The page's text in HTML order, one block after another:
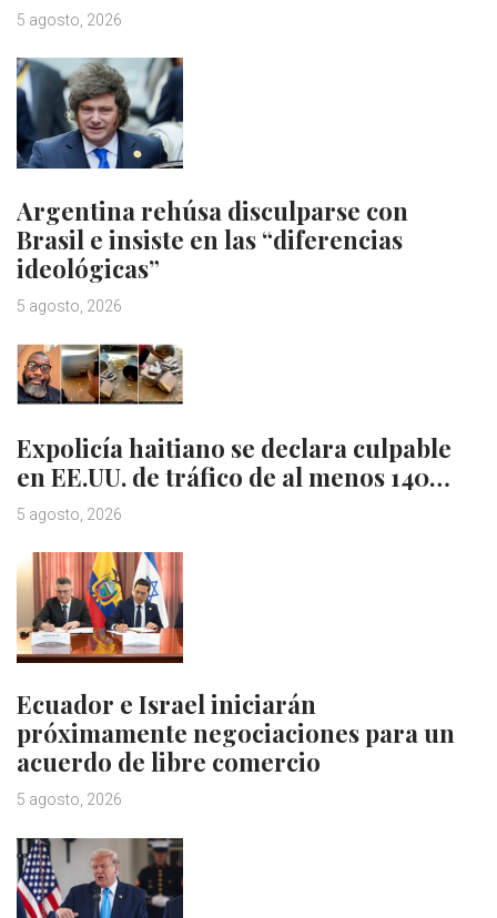
5 agosto, 2026
Argentina rehúsa disculparse con
Brasil e insiste en las “diferencias
ideológicas”
5 agosto, 2026
Expolicía haitiano se declara culpable
en EE.UU. de tráfico de al menos 140…
5 agosto, 2026
Ecuador e Israel iniciarán
próximamente negociaciones para un
acuerdo de libre comercio
5 agosto, 2026